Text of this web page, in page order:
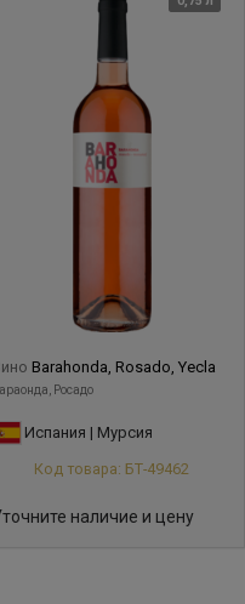
вина хозяйства
которые на 80%
15% глины, в то время
вина выращиваются на
участках.
Barahonda, Rosado, Yecla
Росадо
Испания | Мурсия
Код товара: БТ-49462
наличие и цену